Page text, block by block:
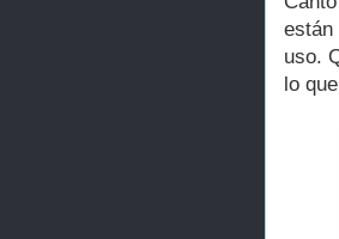
uso.
lo